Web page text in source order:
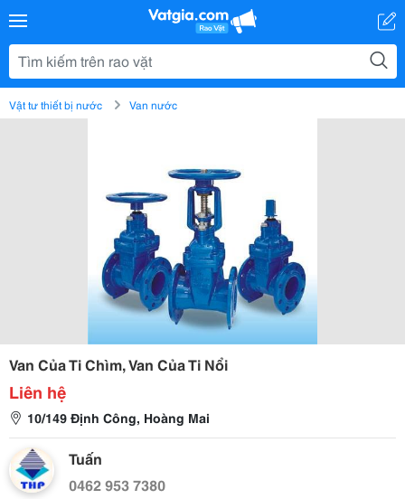
Vật tư thiết bị nước Van nước
Van Của Ti Chìm, Van Của Ti Nổi
Liên hệ
10/149 Định Công, Hoàng Mai
Tuấn
0462 953 7380